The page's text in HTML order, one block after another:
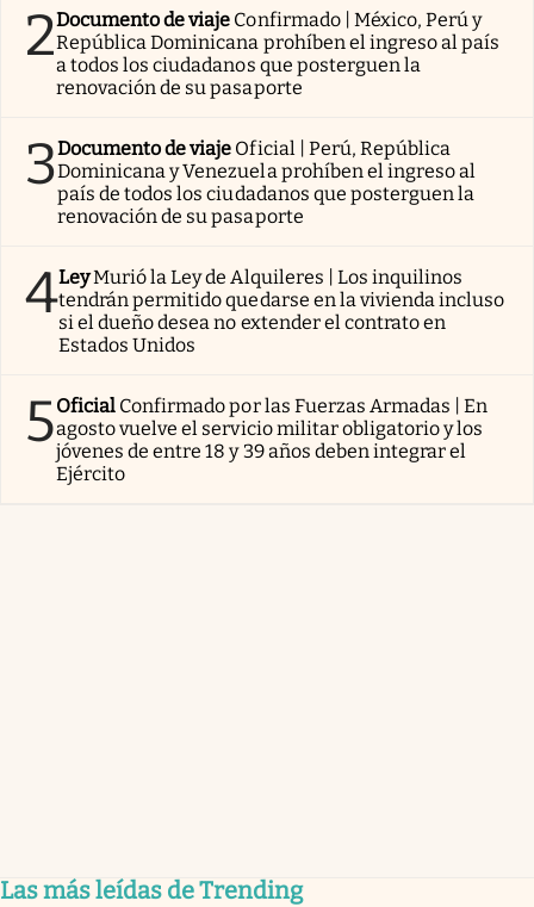
2Documento de viaje Confirmado | México, Perú y
República Dominicana prohíben el ingreso al país
a todos los ciudadanos que posterguen la
renovación de su pasaporte
3Documento de viaje Oficial | Perú, República
Dominicana y Venezuela prohíben el ingreso al
país de todos los ciudadanos que posterguen la
renovación de su pasaporte
4LeyMurió la Ley de Alquileres | Los inquilinos
tendrán permitido quedarse en la vivienda incluso
si el dueño desea no extender el contrato en
Estados Unidos
5Oficial Confirmado por las Fuerzas Armadas | En
agosto vuelve el servicio militar obligatorio y los
jóvenes de entre 18 y 39 años deben integrar el
Ejército
Las más leídas de Trending